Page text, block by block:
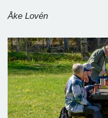
Åke Lovén